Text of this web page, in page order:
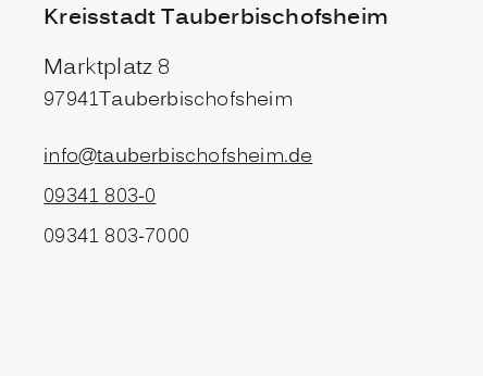
Kreisstadt Tauberbischofsheim
Marktplatz 8
97941Tauberbischofsheim
info@tauberbischofsheim.de
09341 803-0
09341 803-7000